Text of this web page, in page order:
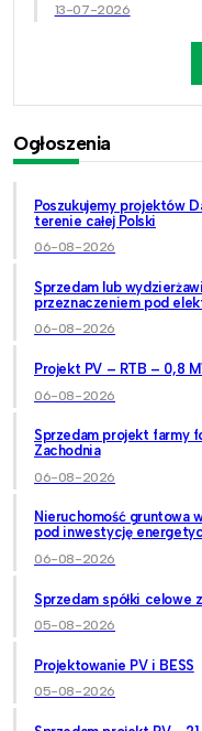
13-07-2026
Ogłoszenia
Poszukujemy projektów
terenie całej Polski
06-08-2026
Sprzedam lub
przeznaczeniem pod
06-08-2026
Projekt PV – RTB – 0,8
06-08-2026
Sprzedam projekt farmy
Zachodnia
06-08-2026
Nieruchomość gruntowa
pod inwestycję
06-08-2026
Sprzedam spółki celowe
05-08-2026
Projektowanie PV i BESS
05-08-2026